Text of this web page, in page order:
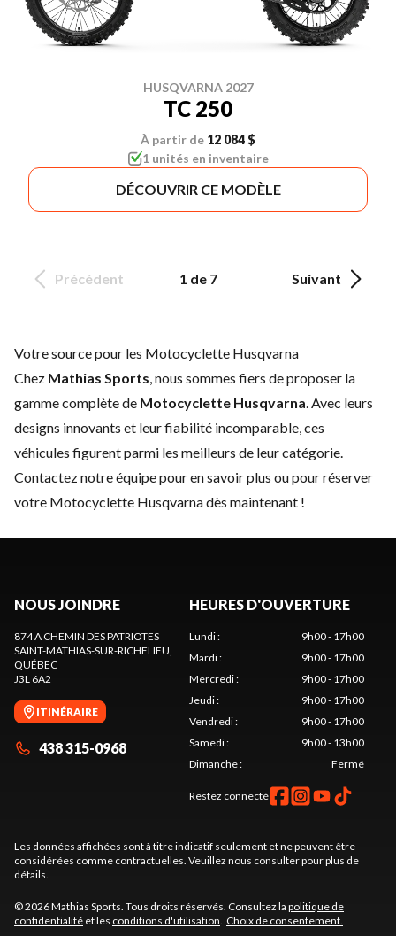
HUSQVARNA 2027
TC 250
À partir de 12 084 $
1 unités en inventaire
DÉCOUVRIR CE MODÈLE
Précédent 1 de 7 Suivant
Votre source pour les Motocyclette Husqvarna
Chez Mathias Sports, nous sommes fiers de proposer la
gamme complète de Motocyclette Husqvarna. Avec leurs
designs innovants et leur fiabilité incomparable, ces
véhicules figurent parmi les meilleurs de leur catégorie.
Contactez notre équipepour en savoir plus ou pour réserver
votre Motocyclette Husqvarna dès maintenant !
NOUS JOINDRE
874 A CHEMIN DES PATRIOTES
SAINT-MATHIAS-SUR-RICHELIEU,
QUÉBEC
J3L 6A2
ITINÉRAIRE
438 315-0968
HEURES D'OUVERTURE
Lundi:
9h00 - 17h00
Mardi:
9h00 - 17h00
Mercredi:
9h00 - 17h00
Jeudi:
9h00 - 17h00
Vendredi:
9h00 - 17h00
Samedi:
9h00 - 13h00
Dimanche: Fermé
Restez connecté
Les données affichées sont à titre indicatif seulement et ne peuvent être
considérées comme contractuelles. Veuillez nous consulter pour plus de
détails.
© 2026 Mathias Sports. Tous droits réservés. Consultez la politique de
confidentialité et les conditions d'utilisation. Choix de consentement.